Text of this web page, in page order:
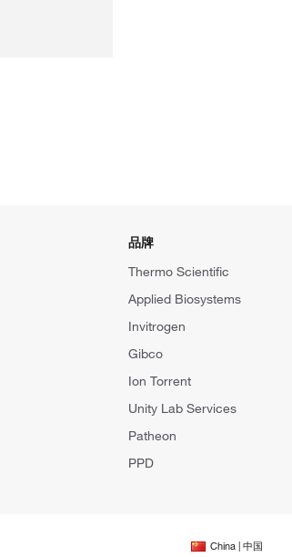
品牌
Thermo Scientific
Applied Biosystems
Invitrogen
Gibco
Ion Torrent
Unity Lab Services
Patheon
PPD
China | 中国